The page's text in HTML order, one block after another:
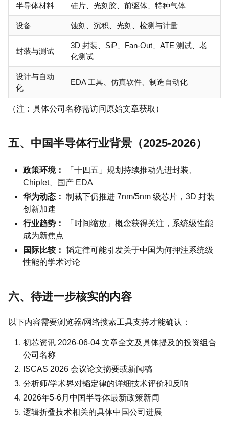
半导体材料 硅片、光刻胶、前驱体、特种气体
设备 蚀刻、沉积、光刻、检测与计量
封装与测试
3D 封装、SiP、Fan-Out、ATE 测试、老
化测试
设计与自动
化
EDA 工具、仿真软件、制造自动化
（注：具体公司名称需访问原始文章获取）
五、中国半导体行业背景（2025-2026）
政策环境：
「十四五」规划持续推动先进封装、
Chiplet、国产 EDA
华为动态： 制裁下仍推进 7nm/5nm 级芯片，3D 封装
创新加速
行业趋势：
「时间缩放」概念获得关注，系统级性能
成为新焦点
国际比较： 韬定律可能引发关于中国为何押注系统级
性能的学术讨论
六、待进一步核实的内容
以下内容需要浏览器/网络搜索工具支持才能确认：
初芯资讯 2026-06-04 文章全文及具体提及的投资组合
公司名称
ISCAS 2026 会议论文摘要或新闻稿
分析师/学术界对韬定律的详细技术评价和反响
2026年5-6月中国半导体最新政策新闻
逻辑折叠技术相关的具体中国公司进展